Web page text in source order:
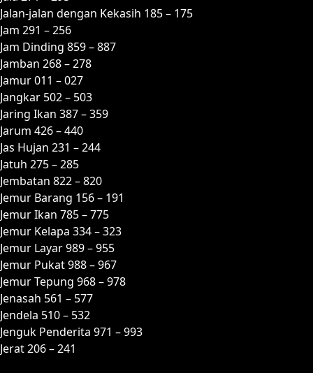
Jalan-jalan dengan Kekasih 185 – 175
Jam 291 – 256
Jam Dinding 859 – 887
Jamban 268 – 278
Jamur 011 – 027
Jangkar 502 – 503
Jaring Ikan 387 – 359
Jarum 426 – 440
Jas Hujan 231 – 244
Jatuh 275 – 285
Jembatan 822 – 820
Jemur Barang 156 – 191
Jemur Ikan 785 – 775
Jemur Kelapa 334 – 323
Jemur Layar 989 – 955
Jemur Pukat 988 – 967
Jemur Tepung 968 – 978
Jenasah 561 – 577
Jendela 510 – 532
Jenguk Penderita 971 – 993
Jerat 206 – 241